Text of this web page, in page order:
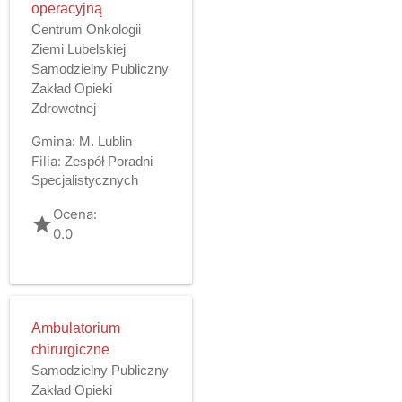
operacyjną
Centrum Onkologii
Ziemi Lubelskiej
Samodzielny Publiczny
Zakład Opieki
Zdrowotnej
Gmina: M. Lublin
Filia: Zespół Poradni
Specjalistycznych
gradeOcena:
0.0
Ambulatorium
chirurgiczne
Samodzielny Publiczny
Zakład Opieki